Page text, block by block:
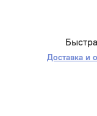
Доставка и